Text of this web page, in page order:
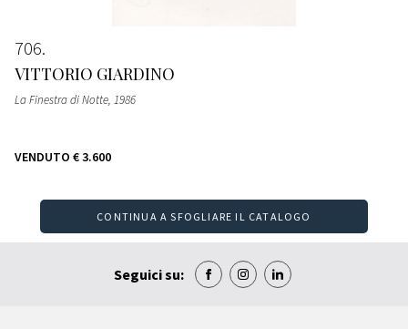
706
VITTORIO GIARDINO
La Finestra di Notte, 1986
VENDUTO € 3.600
CONTINUA A SFOGLIARE IL CATALOGO
Seguici su: